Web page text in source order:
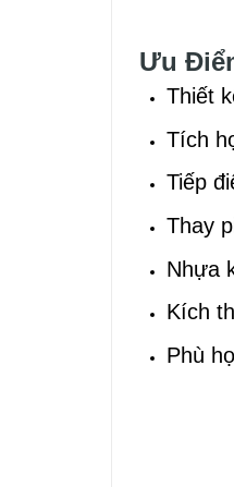
Ưu
Thiết
Tích
Tiếp
Thay
Nhựa
Kích
Phù